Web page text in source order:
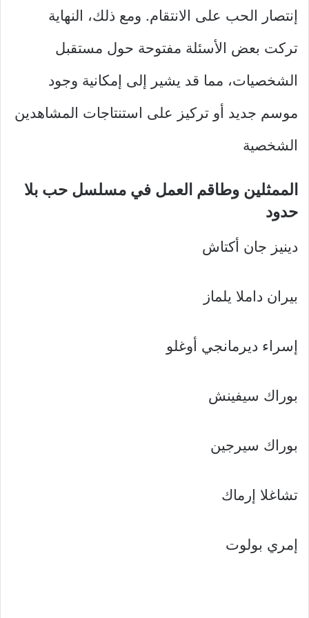
إنتصار الحب على الانتقام. ومع ذلك، النهاية
تركت بعض الأسئلة مفتوحة حول مستقبل
الشخصيات، مما قد يشير إلى إمكانية وجود
موسم جديد أو تركيز على استنتاجات المشاهدين
الشخصية
الممثلين وطاقم العمل في مسلسل حب بلا
حدود
دينيز جان أكتاش
بيران داملا يلماز
إسراء ديرمانجي أوغلو
بوراك سيفينش
بوراك سيرجين
تشاغلا إرماك
إمري بولوت